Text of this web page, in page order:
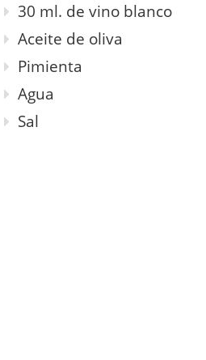
30 ml. de vino blanco
Aceite de oliva
Pimienta
Agua
Sal